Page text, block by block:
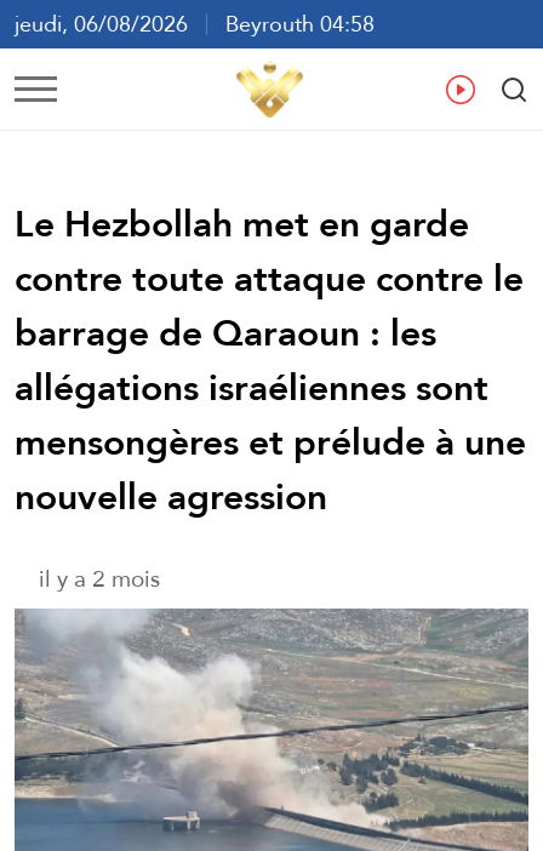
jeudi, 06/08/2026
Beyrouth 04:58
ع
Le Hezbollah met en garde
contre toute attaque contre le
barrage de Qaraoun : les
allégations israéliennes sont
mensongères et prélude à une
nouvelle agression
il y a 2 mois